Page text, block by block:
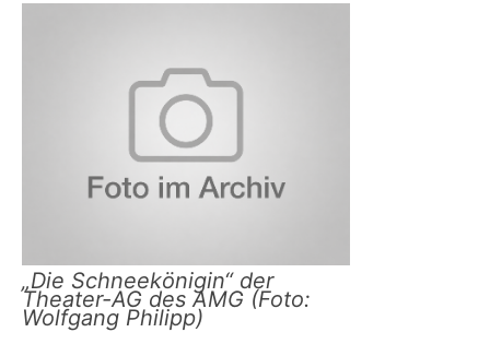
„Die Schneekönigin“ der
Theater-AG des AMG (Foto:
Wolfgang Philipp)